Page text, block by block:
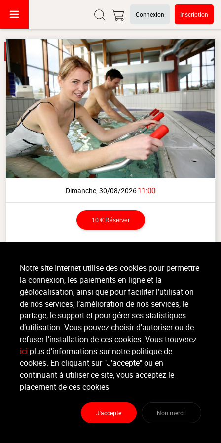
Connexion Inscription
Dimanche, 30/08/202611:00
10 €Réserver
Aquatique, Tout niveau, intérieur
Bonnet obligatoire - Inscription = entrée piscine comprise. Aussi appelé
aquabiking ou aquacycling, l'aquabike consiste à pédaler sur un vélo
stationnaire immergé dans l'eau, en faisant (...)
Lire la suite
Organisateur
HERSTAL SPORTS RCA
Moniteur
Notre site Internet utilise des cookies pour permettre
la connexion, les paiements en ligne et la
géolocalisation, ainsi que pour faciliter l’utilisation
de nos services, l’amélioration de nos services, le
partage, le support et pour gérer ses statistiques
d’utilisation. Vous pouvez choisir d'autoriser ou de
refuser l’installation de ces cookies. Vous trouverez
ici plus d’informations sur notre politique de
cookies. En cliquant sur "J'accepte" ou en
continuant à utiliser ce site, vous acceptez le
placement de ces cookies.
J'accepte Non merci!